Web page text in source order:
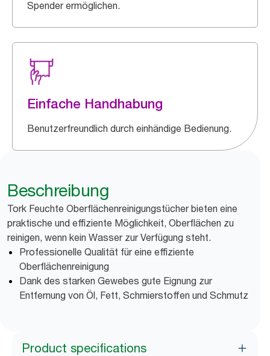
Spender ermöglichen.
Einfache Handhabung
Benutzerfreundlich durch einhändige Bedienung.
Beschreibung
Tork Feuchte Oberflächenreinigungstücher bieten eine
praktische und effiziente Möglichkeit, Oberflächen zu
reinigen, wenn kein Wasser zur Verfügung steht.
Professionelle Qualität für eine effiziente
Oberflächenreinigung
Dank des starken Gewebes gute Eignung zur
Entfernung von Öl, Fett, Schmierstoffen und Schmutz
Product specifications